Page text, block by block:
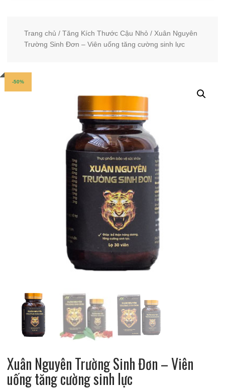
Trang chủ / Tăng Kích Thước Cậu Nhỏ / Xuân Nguyên
Trường Sinh Đơn – Viên uống tăng cường sinh lực
-50%
Xuân Nguyên Trường Sinh Đơn – Viên
uống tăng cường sinh lực